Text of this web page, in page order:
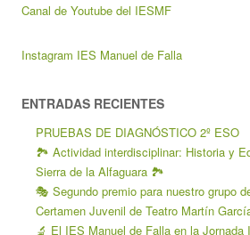
Canal de Youtube del IESMF
Instagram IES Manuel de Falla
ENTRADAS RECIENTES
PRUEBAS DE DIAGNÓSTICO 2º ESO
🏞️ Actividad interdisciplinar: Historia y
Sierra de la Alfaguara 🏞️
🎭 Segundo premio para nuestro grupo
Certamen Juvenil de Teatro Martín
🔬 El IES Manuel de Falla en la